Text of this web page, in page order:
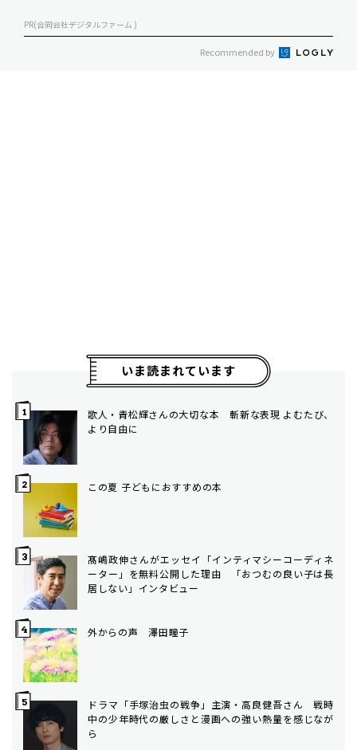
PR(合同会社デジタルファーム )
Recommended by
いま読まれています
歌人・青松輝さんの大切な本 斬新な表現 よむたび、
より自由に
この夏 子どもにおすすめの本
髙嶋政伸さんがエッセイ「インティマシーコーディネ
ーター」を無料公開した理由 「おつむの良い子は長
居しない」インタビュー
外からの声 澤田瞳子
ドラマ「手塚治虫の戦争」主演・高良健吾さん 戦時
中の少年時代の厳しさと漫画への強い熱量を感じなが
ら